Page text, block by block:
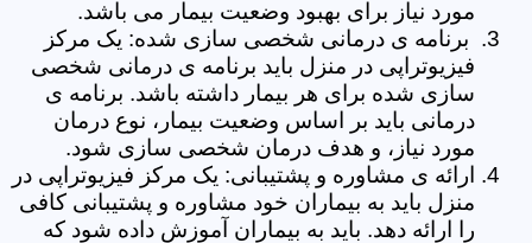
مورد نیاز برای بهبود وضعیت بیمار می باشد.
برنامه ی درمانی شخصی سازی شده: یک مرکز
فیزیوتراپی در منزل باید برنامه ی درمانی شخصی
سازی شده برای هر بیمار داشته باشد. برنامه ی
درمانی باید بر اساس وضعیت بیمار، نوع درمان
مورد نیاز، و هدف درمان شخصی سازی شود.
ارائه ی مشاوره و پشتیبانی: یک مرکز فیزیوتراپی در
منزل باید به بیماران خود مشاوره و پشتیبانی کافی
را ارائه دهد. باید به بیماران آموزش داده شود که